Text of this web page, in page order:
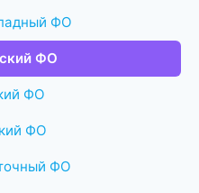
ФО
ФО
ФО
ФО
ФО